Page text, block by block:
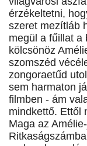
érzékeltetni,
szeret mezítláb
megül a fűillat a
kölcsönöz
szomszéd
zongoraetűd
sem harmaton
filmben - ám
mindkettő. Ettől
Maga az